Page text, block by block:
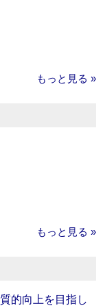
もっと見る »
もっと見る »
的向上を目指し